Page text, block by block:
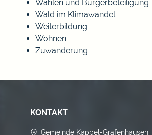
Wahlen und Bürgerbeteiligung
Wald im Klimawandel
Weiterbildung
Wohnen
Zuwanderung
KONTAKT
Gemeinde Kappel-Grafenhausen